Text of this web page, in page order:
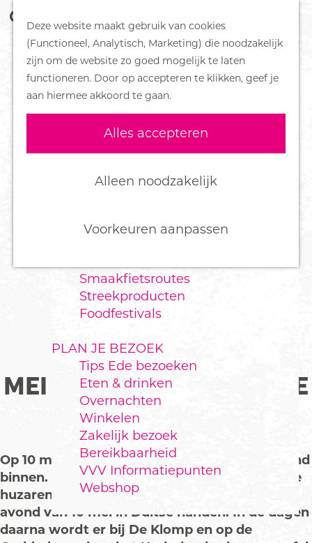
Deze website maakt gebruik van cookies
(Functioneel, Analytisch, Marketing) die noodzakelijk
zijn om de website zo goed mogelijk te laten
functioneren. Door op accepteren te klikken, geef je
aan hiermee akkoord te gaan.
Alles accepteren
Alleen noodzakelijk
Voorkeuren aanpassen
a
o
e
k
e
n
M
e
n
u
DORPEN
Bennekom
De Klomp
Deelen
Ederveen
Harskamp
Hoenderloo
Wekerom
Smaakfietsroutes
Streekproducten
Foodfestivals
PLAN JE BEZOEK
Tips Ede bezoeken
Eten & drinken
Overnachten
Winkelen
Zakelijk bezoek
Bereikbaarheid
VVV Informatiepunten
Webshop
MEI 1940: EVACUÉS OP DE
VALOUWE
Op 10 mei 1940 vallen Duitse troepen Nederland
binnen. Ondanks tegenstand van Nederlandse
huzaren ten oosten van Ede, valt Ede in de
avond van 10 mei in Duitse handen. In de dagen
daarna wordt er bij De Klomp en op de